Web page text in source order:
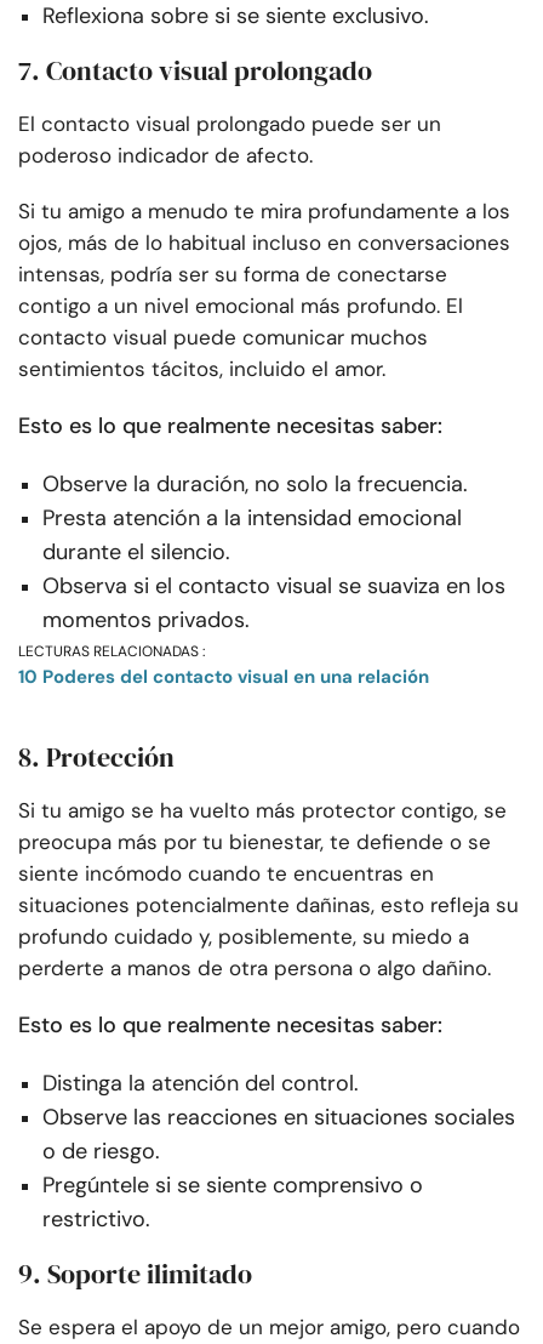
Reflexiona sobre si se siente exclusivo.
7. Contacto visual prolongado
El contacto visual prolongado puede ser un
poderoso indicador de afecto.
Si tu amigo a menudo te mira profundamente a los
ojos, más de lo habitual incluso en conversaciones
intensas, podría ser su forma de conectarse
contigo a un nivel emocional más profundo. El
contacto visual puede comunicar muchos
sentimientos tácitos, incluido el amor.
Esto es lo que realmente necesitas saber:
Observe la duración, no solo la frecuencia.
Presta atención a la intensidad emocional
durante el silencio.
Observa si el contacto visual se suaviza en los
momentos privados.
LECTURAS RELACIONADAS :
10 Poderes del contacto visual en una relación
8. Protección
Si tu amigo se ha vuelto más protector contigo, se
preocupa más por tu bienestar, te defiende o se
siente incómodo cuando te encuentras en
situaciones potencialmente dañinas, esto refleja su
profundo cuidado y, posiblemente, su miedo a
perderte a manos de otra persona o algo dañino.
Esto es lo que realmente necesitas saber:
Distinga la atención del control.
Observe las reacciones en situaciones sociales
o de riesgo.
Pregúntele si se siente comprensivo o
restrictivo.
9. Soporte ilimitado
Se espera el apoyo de un mejor amigo, pero cuando